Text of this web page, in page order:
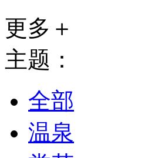
更多＋
主题：
全部
温泉